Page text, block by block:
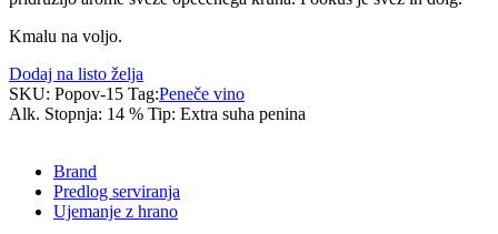
Kmalu na voljo.
Dodaj na listo želja
SKU: Popov-15 Tag:Peneče vino
Alk. Stopnja: 14 % Tip: Extra suha penina
Brand
Predlog serviranja
Ujemanje z hrano